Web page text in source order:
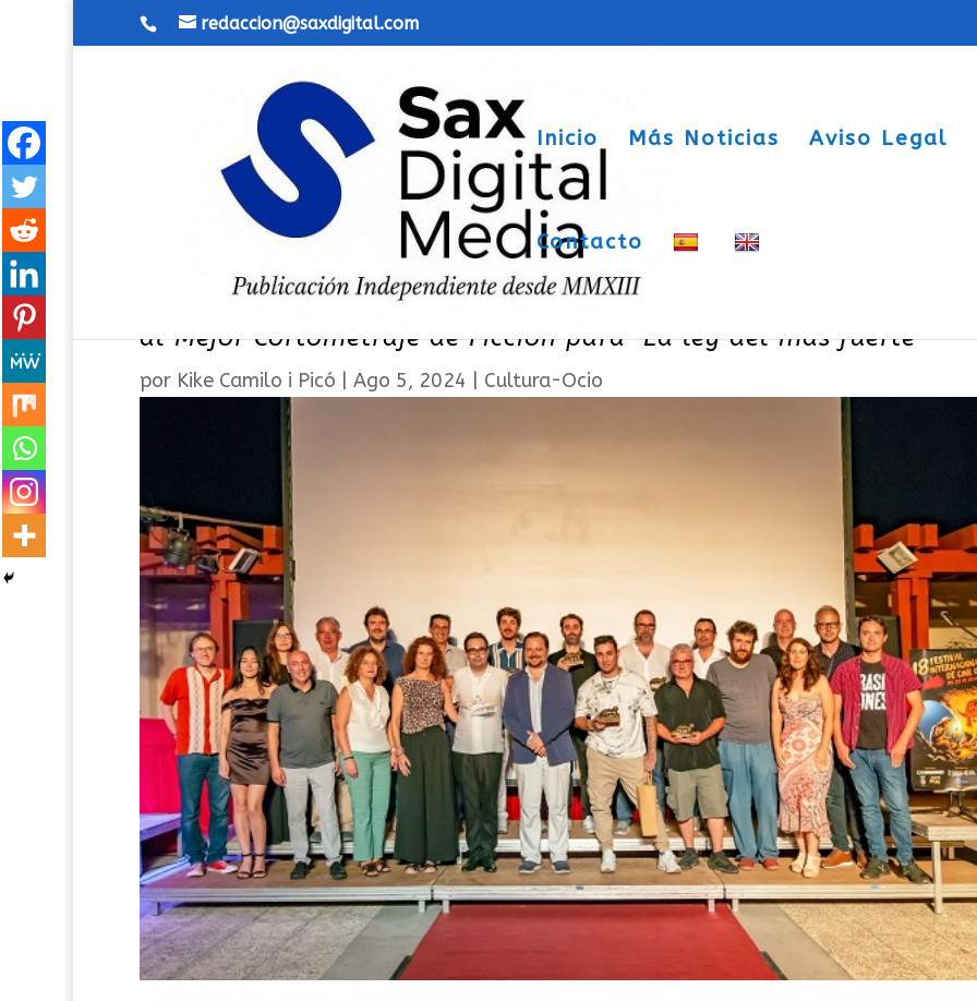
redaccion@saxdigital.com
Inicio Más Noticias Aviso Legal
Contacto
Termina el 18º Festival Internacional de Cine de Sax con el
al Mejor Cortometraje de Ficción para `La ley del más fuerte´
por Kike Camilo i Picó Ago 5, 2024 Cultura-Ocio